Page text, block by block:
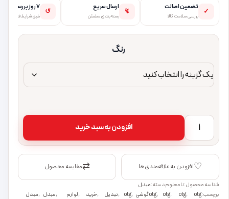
✓ تضمین اصالت
بررسی سلامت کالا
↯ ارسال سریع
بسته‌بندی مطمئن
↺ ۷ روز بررسی
طبق شرایط فروشگاه
رنگ
OTG تایپ سی HOCO UA17 | تبدیل OTG هوکو Type-C عدد افزودن به سبد خرید
♡افزودن به علاقه‌مندی‌ها ⇄مقایسه محصول
شناسه محصول:نامعلومدسته:مبدل
برچسب:otg
,
otg
,
otg
,
otg گوشی ,
otg
,تبدیل
,خرید
,لوازم
,مبدل ,مبدل